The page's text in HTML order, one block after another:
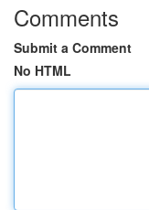
Comments
Submit a Comment
No HTML